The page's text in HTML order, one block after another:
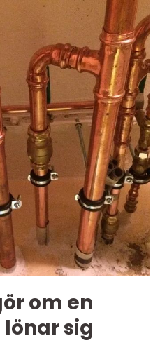
om en
sig